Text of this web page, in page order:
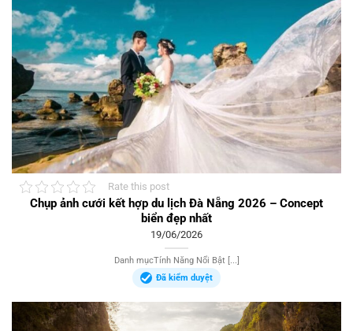
Rate this post
Chụp ảnh cưới kết hợp du lịch Đà Nẵng 2026 – Concept
biển đẹp nhất
19/06/2026
Danh mụcTính Năng Nổi Bật [...]
Đã kiểm duyệt